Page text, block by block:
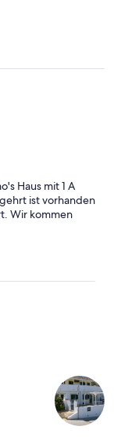
Haus mit 1 A
ist vorhanden
Wir kommen